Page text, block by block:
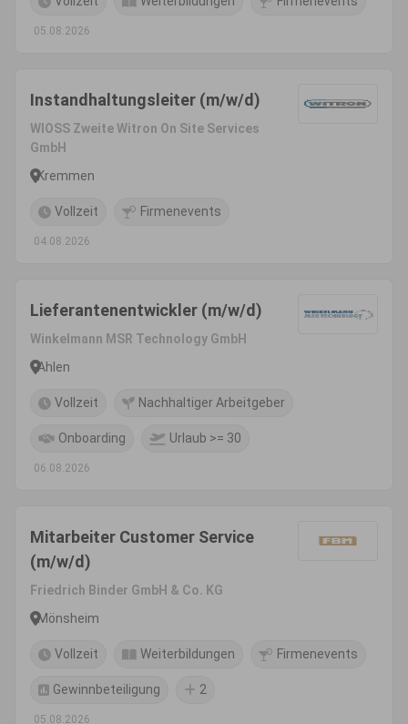
05.08.2026
Instandhaltungsleiter (m/w/d)
WIOSS Zweite Witron On Site Services
GmbH
Kremmen
Vollzeit Firmenevents
04.08.2026
Lieferantenentwickler (m/w/d)
Winkelmann MSR Technology GmbH
Ahlen
Vollzeit Nachhaltiger Arbeitgeber
Onboarding Urlaub >= 30
06.08.2026
Mitarbeiter Customer Service
(m/w/d)
Friedrich Binder GmbH & Co. KG
Mönsheim
Vollzeit Weiterbildungen Firmenevents
Gewinnbeteiligung 2
05.08.2026